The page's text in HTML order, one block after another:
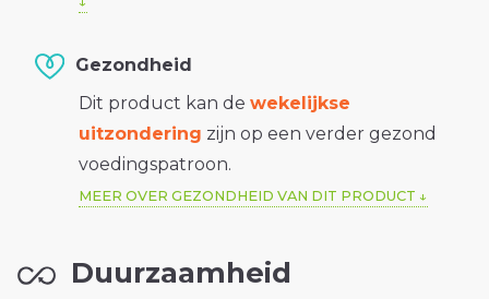
Gezondheid
Dit product kan de wekelijkse
uitzondering zijn op een verder gezond
voedingspatroon.
MEER OVER GEZONDHEID VAN DIT PRODUCT
Duurzaamheid